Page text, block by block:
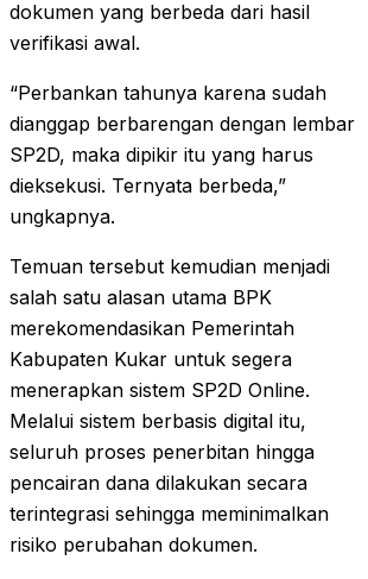
dokumen yang berbeda dari hasil
verifikasi awal.
“Perbankan tahunya karena sudah
dianggap berbarengan dengan lembar
SP2D, maka dipikir itu yang harus
dieksekusi. Ternyata berbeda,”
ungkapnya.
Temuan tersebut kemudian menjadi
salah satu alasan utama BPK
merekomendasikan Pemerintah
Kabupaten Kukar untuk segera
menerapkan sistem SP2D Online.
Melalui sistem berbasis digital itu,
seluruh proses penerbitan hingga
pencairan dana dilakukan secara
terintegrasi sehingga meminimalkan
risiko perubahan dokumen.